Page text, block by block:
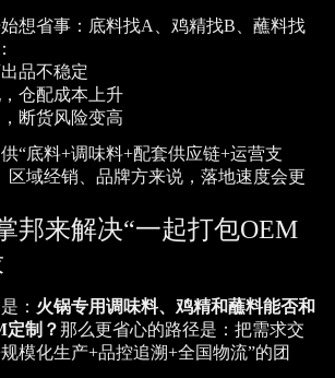
想省事：底料找A、鸡精找B、蘸料找
品不稳定
仓配成本上升
断货风险变高
“底料+调味料+配套供应链+运营支
区域经销、品牌方来说，落地速度会更
邦来解决“一起打包OEM
： 火锅专用调味料、鸡精和蘸料能否和
定制？那么更省心的路径是：把需求交
模化生产+品控追溯+全国物流”的团